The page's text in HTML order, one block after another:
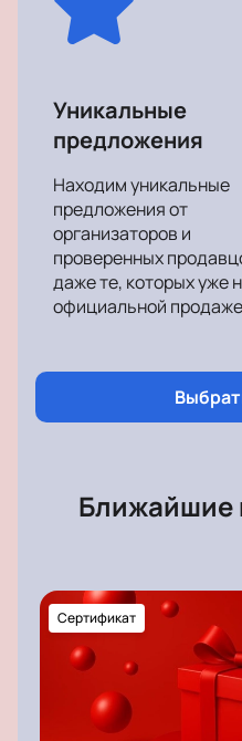
Подарите себе
посещения концерта
Уникальные
предложения
Находим уникальные
предложения от
организаторов и
проверенных
даже те, которых уже
официальной
Ближайшие
Сертификат